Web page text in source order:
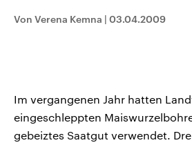
Audio-Archiv
Von Verena Kemna | 03.04.2009
Im vergangenen Jahr hatten
eingeschleppten
gebeiztes Saatgut verwendet.